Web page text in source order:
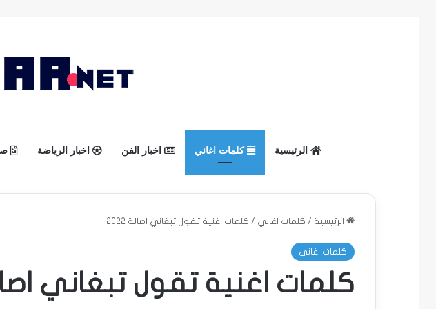
الرئيسية كلمات اغاني اخبار الفن اخبار الرياضة
الرئيسية / كلمات اغاني / كلمات اغنية تقول تبغاني اصالة 2022
كلمات اغاني
كلمات اغنية تقول تبغاني اصالة